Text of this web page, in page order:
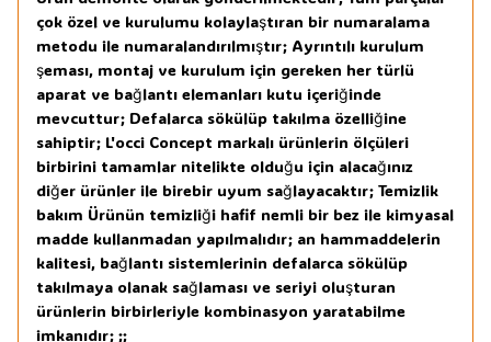
çok özel ve kurulumu kolaylaştıran bir numaralama
metodu ile numaralandırılmıştır; Ayrıntılı kurulum
şeması, montaj ve kurulum için gereken her türlü
aparat ve bağlantı elemanları kutu içeriğinde
mevcuttur; Defalarca sökülüp takılma özelliğine
sahiptir; L'occi Concept markalı ürünlerin ölçüleri
birbirini tamamlar nitelikte olduğu için alacağınız
diğer ürünler ile birebir uyum sağlayacaktır; Temizlik
bakım Ürünün temizliği hafif nemli bir bez ile kimyasal
madde kullanmadan yapılmalıdır; an hammaddelerin
kalitesi, bağlantı sistemlerinin defalarca sökülüp
takılmaya olanak sağlaması ve seriyi oluşturan
ürünlerin birbirleriyle kombinasyon yaratabilme
imkanıdır; ;;